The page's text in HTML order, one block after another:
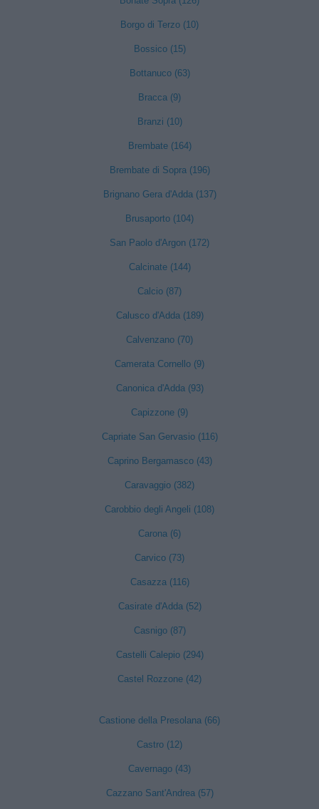
Borgo di Terzo (10)
Bossico (15)
Bottanuco (63)
Bracca (9)
Branzi (10)
Brembate (164)
Brembate di Sopra (196)
Brignano Gera d'Adda (137)
Brusaporto (104)
San Paolo d'Argon (172)
Calcinate (144)
Calcio (87)
Calusco d'Adda (189)
Calvenzano (70)
Camerata Cornello (9)
Canonica d'Adda (93)
Capizzone (9)
Capriate San Gervasio (116)
Caprino Bergamasco (43)
Caravaggio (382)
Carobbio degli Angeli (108)
Carona (6)
Carvico (73)
Casazza (116)
Casirate d'Adda (52)
Casnigo (87)
Castelli Calepio (294)
Castel Rozzone (42)
Castione della Presolana (66)
Castro (12)
Cavernago (43)
Cazzano Sant'Andrea (57)